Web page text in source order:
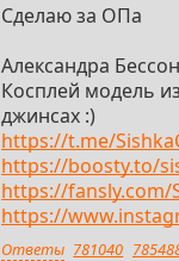
Сделаю за ОПа
Александра
Косплей модель
джинсах :)
https://t.me/
https://boosty.to/
https://fansly.com/
https://
Ответы 781040